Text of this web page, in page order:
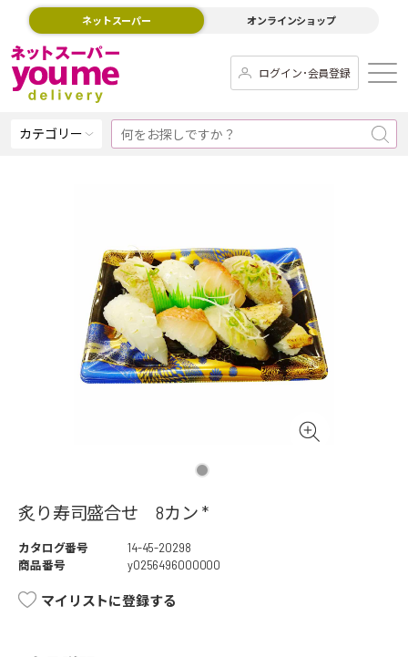
ネットスーパー オンラインショップ
ログイン･会員登録
カテゴリー
炙り寿司盛合せ 8カン *
カタログ番号
14-45-20298
商品番号
y0256496000000
マイリストに登録する